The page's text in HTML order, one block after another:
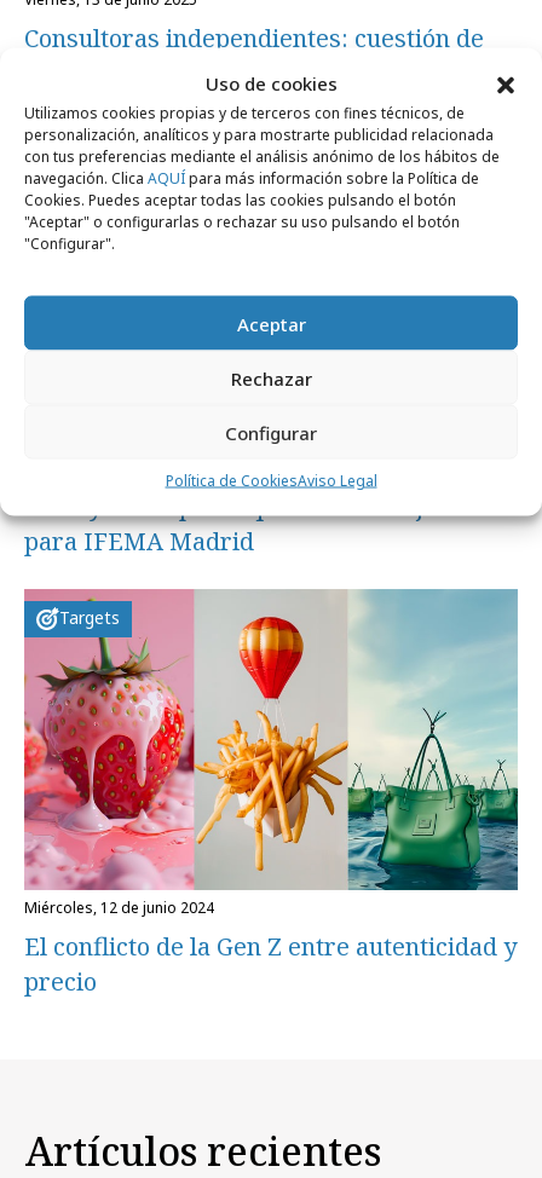
Uso de cookies
Utilizamos cookies propias y de terceros con fines técnicos, de
personalización, analíticos y para mostrarte publicidad relacionada
con tus preferencias mediante el análisis anónimo de los hábitos de
navegación. Clica AQUÍpara más información sobre la Política de
Cookies. Puedes aceptar todas las cookies pulsando el botón
"Aceptar" o configurarlas o rechazar su uso pulsando el botón
"Configurar".
Aceptar
Rechazar
Configurar
Política de CookiesAviso Legal
Consultoras independientes: cuestión de
Agencias
para IFEMA Madrid
Targets
miércoles, 12 de junio 2024
El conflicto de la Gen Z entre autenticidad y
precio
Artículos recientes